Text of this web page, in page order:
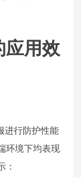
应用效
进行防护性能
环境下均表现
：